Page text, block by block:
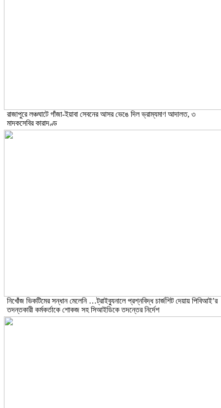
রাজাপুরে লঞ্চঘাটে গাঁজা-ইয়াবা সেবনের আসর ভেঙে দিল ভ্রাম্যমাণ আদালত, ৩
মাদকসেবির কারাদণ্ড
নিখোঁজ ভিকটিমের সন্ধান মেলেনি …ট্রাইব্যুনালে প্রশ্নবিদ্ধ চার্জশিট দেয়ায় পিবিআই’র
তদন্তকারী কর্মকর্তাকে শোকজ সহ সিআইডিকে তদন্তের নির্দেশ